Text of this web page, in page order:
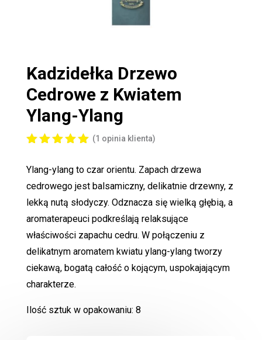
Kadzidełka Drzewo
Cedrowe z Kwiatem
Ylang-Ylang
5.00
na 5
na
podstawi
klienta
(1 opinia klienta)
Ylang-ylang to czar orientu. Zapach drzewa
cedrowego jest balsamiczny, delikatnie drzewny, z
lekką nutą słodyczy. Odznacza się wielką głębią, a
aromaterapeuci podkreślają relaksujące
właściwości zapachu cedru. W połączeniu z
delikatnym aromatem kwiatu ylang-ylang tworzy
ciekawą, bogatą całość o kojącym, uspokajającym
charakterze.
Ilość sztuk w opakowaniu: 8